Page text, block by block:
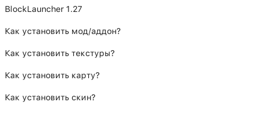
BlockLauncher 1.27
Как установить мод/аддон?
Как установить текстуры?
Как установить карту?
Как установить скин?